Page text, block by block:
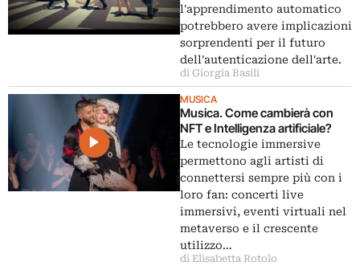
l'apprendimento automatico
potrebbero avere implicazioni
sorprendenti per il futuro
dell'autenticazione dell'arte.
di Giorgia Basili
MUSICA
Musica. Come cambierà con
NFT e Intelligenza artificiale?
Le tecnologie immersive
permettono agli artisti di
connettersi sempre più con i
loro fan: concerti live
immersivi, eventi virtuali nel
metaverso e il crescente
utilizzo…
di Elisabetta Rotolo